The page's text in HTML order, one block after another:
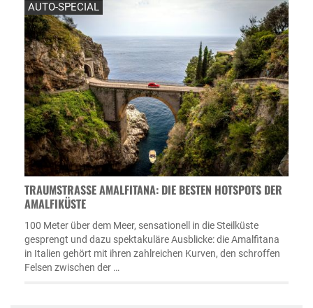
AUTO-SPECIAL
TRAUMSTRASSE AMALFITANA: DIE BESTEN HOTSPOTS DER A
MALFIKÜSTE
100 Meter über dem Meer, sensationell in die Steilküste
gesprengt und dazu spektakuläre Ausblicke: die Amalfitana
in Italien gehört mit ihren zahlreichen Kurven, den schroffen
Felsen zwischen der …